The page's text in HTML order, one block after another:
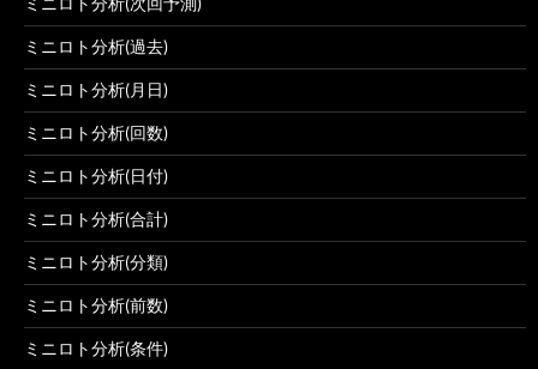
ミニロト分析(過去)
ミニロト分析(月日)
ミニロト分析(回数)
ミニロト分析(日付)
ミニロト分析(合計)
ミニロト分析(分類)
ミニロト分析(前数)
ミニロト分析(条件)